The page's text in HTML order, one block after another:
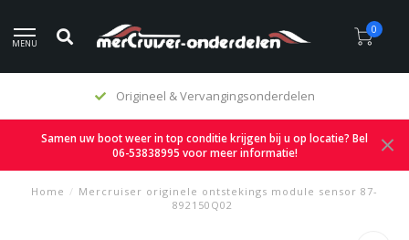
MENU
0
Origineel & Vervangingsonderdelen
Samen uw boot weer in top conditie krijgen bij u op locatie? Bel
06-53838995 voor meer informatie!
Home / Mercruiser originele ontstekings module sensor 87-
892150Q02